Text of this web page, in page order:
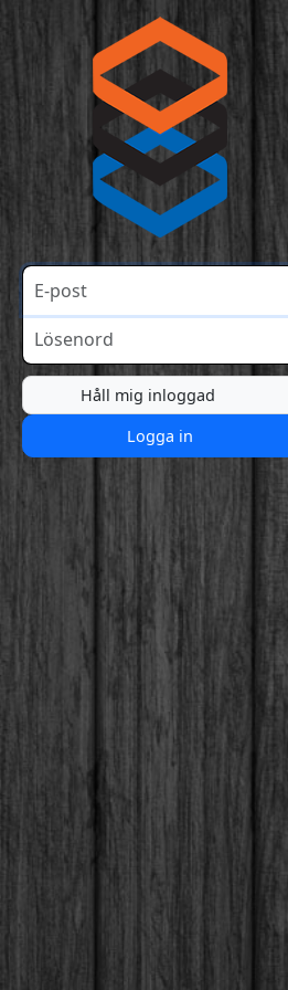
Håll mig inloggad
Logga in